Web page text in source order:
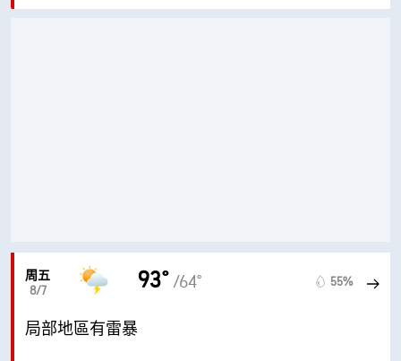
周五
8/7
93° /64° 55%
局部地區有雷暴